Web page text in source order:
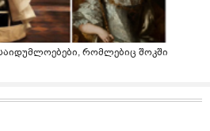
რომლებიც შოკში